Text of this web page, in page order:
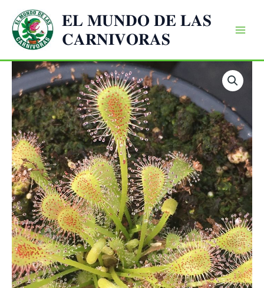
contenido
𝐄𝐋 𝐌𝐔𝐍𝐃𝐎 𝐃𝐄 𝐋𝐀𝐒
𝐂𝐀𝐑𝐍𝐈𝐕𝐎𝐑𝐀𝐒